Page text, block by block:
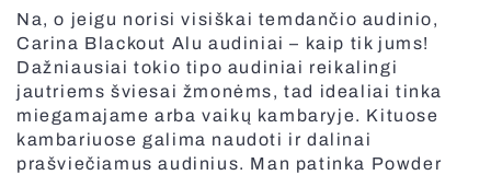
Na, o jeigu norisi visiškai temdančio audinio,
Carina Blackout Alu audiniai – kaip tik jums!
Dažniausiai tokio tipo audiniai reikalingi
jautriems šviesai žmonėms, tad idealiai tinka
miegamajame arba vaikų kambaryje. Kituose
kambariuose galima naudoti ir dalinai
prašviečiamus audinius. Man patinka Powder